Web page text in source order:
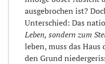
ausgebrochen ist?
Unterschied: Das
Leben, sondern zum
leben, muss das
den Grund